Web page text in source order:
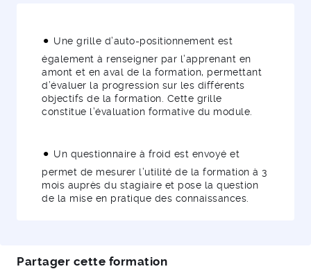
Une grille d’auto-positionnement est
également à renseigner par l’apprenant en
amont et en aval de la formation, permettant
d’évaluer la progression sur les différents
objectifs de la formation. Cette grille
constitue l’évaluation formative du module.
Un questionnaire à froid est envoyé et
permet de mesurer l’utilité de la formation à 3
mois auprès du stagiaire et pose la question
de la mise en pratique des connaissances.
Partager cette formation